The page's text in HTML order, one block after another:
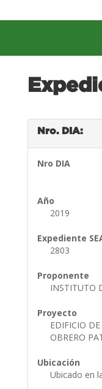
Nro. DIA:
Nro DIA
Año
2019
Expediente
2803
Proponente
INSTITUTO
Proyecto
EDIFICIO
OBRERO
Ubicación
Ubicado en